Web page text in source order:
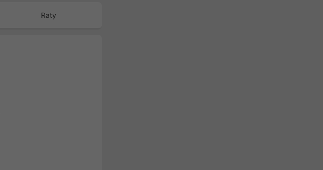
Raty